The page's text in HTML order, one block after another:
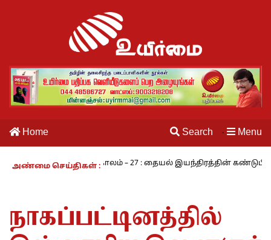
Home Search · Menu
அண்மை செய்திகள் :
நாம் வாழும் காலம் – 27 : தையல் இயந்திரத்தின்
நாகப்பட்டினத்தில்